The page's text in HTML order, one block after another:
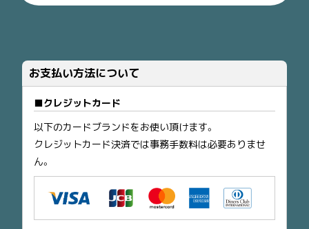
お支払い方法について
クレジットカード
以下のカードブランドをお使い頂けます。
クレジットカード決済では事務手数料は必要ありませ
ん。